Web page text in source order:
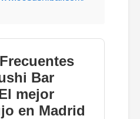
Bar
mejor
en Madrid